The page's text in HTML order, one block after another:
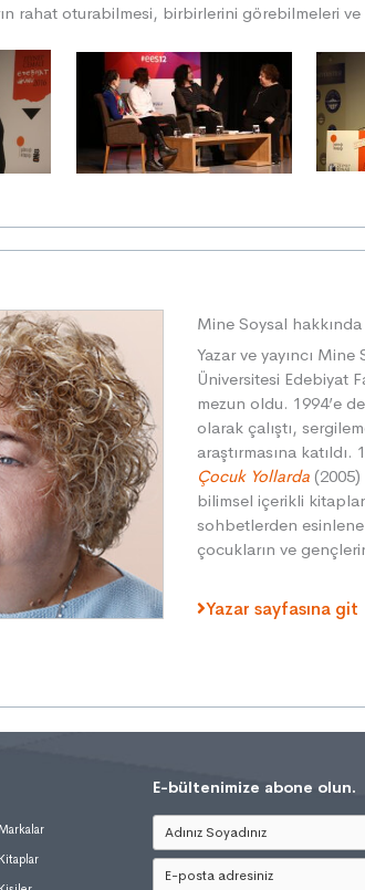
rahat oturabilmesi, birbirlerini görebilmeleri
Mine Soysal hakkında
Yazar ve yayıncı
Üniversitesi Edebiyat
mezun oldu. 1994’e
olarak çalıştı,
araştırmasına katıldı.
Çocuk Yollarda
bilimsel içerikli
sohbetlerden
çocukların ve
Yazar sayfasına git
Markalar
Kitaplar
E-bültenimize abone olun.